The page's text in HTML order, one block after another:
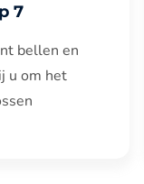
7
bellen en
u om het